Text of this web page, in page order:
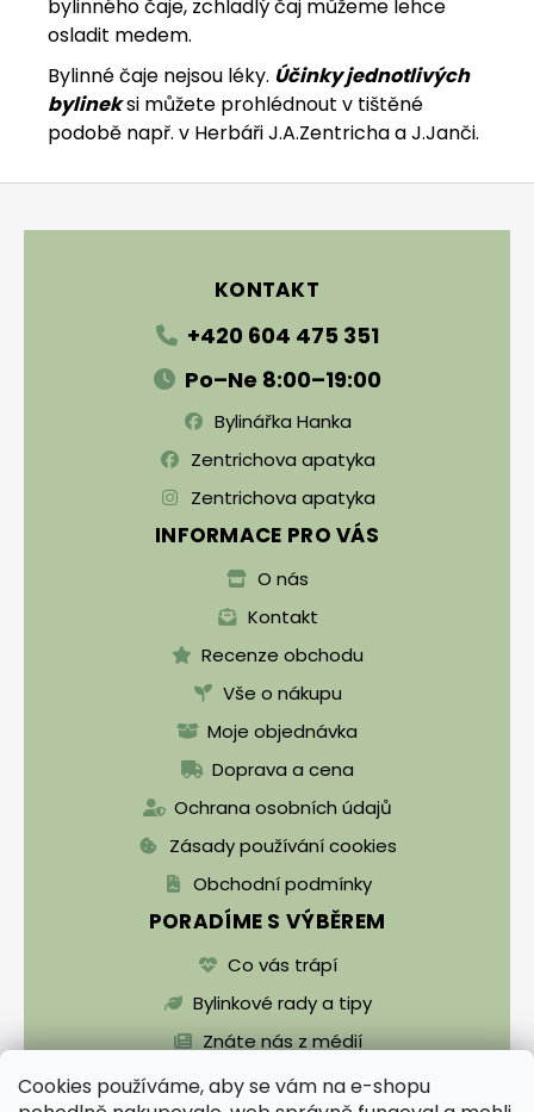
Cookies používáme, aby se vám na e-shopu
bylinného čaje, zchladlý čaj můžeme lehce
osladit medem.
Bylinné čaje nejsou léky. Účinky jednotlivých
bylineksi můžete prohlédnout v tištěné
podobě např. v Herbáři J.A.Zentricha a J.Janči.
KONTAKT
+420 604 475 351
Po–Ne 8:00–19:00
Bylinářka Hanka
Zentrichova apatyka
Zentrichova apatyka
INFORMACE PRO VÁS
O nás
Kontakt
Recenze obchodu
Vše o nákupu
Moje objednávka
Doprava a cena
Ochrana osobních údajů
Zásady používání cookies
Obchodní podmínky
PORADÍME S VÝBĚREM
Co vás trápí
Bylinkové rady a tipy
Znáte nás z médií